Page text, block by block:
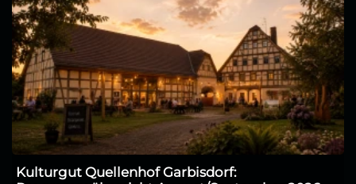
Kulturgut Quellenhof Garbisdorf: